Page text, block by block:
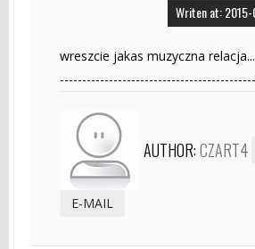
Writen at:
wreszcie jakas muzyczna relacja...
AUTHOR:CZART4
E-MAIL